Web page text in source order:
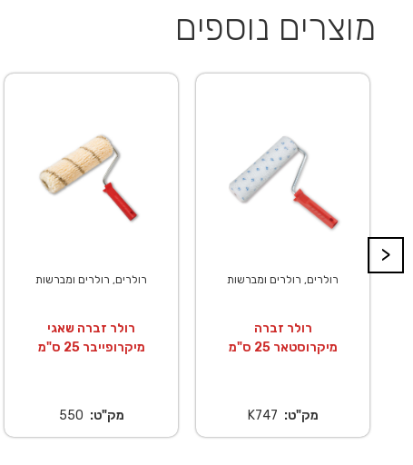
מוצרים נוספים
>
רולרים, רולרים ומברשות
רולר זברה
מיקרוסטאר 25 ס"מ
מק"ט: K747
רולרים, רולרים ומברשות
רולר זברה שאגי
מיקרופייבר 25 ס"מ
מק"ט: 550